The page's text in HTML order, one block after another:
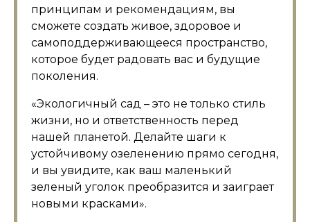
принципам и рекомендациям, вы
сможете создать живое, здоровое и
самоподдерживающееся пространство,
которое будет радовать вас и будущие
поколения.
«Экологичный сад – это не только стиль
жизни, но и ответственность перед
нашей планетой. Делайте шаги к
устойчивому озеленению прямо сегодня,
и вы увидите, как ваш маленький
зеленый уголок преобразится и заиграет
новыми красками».